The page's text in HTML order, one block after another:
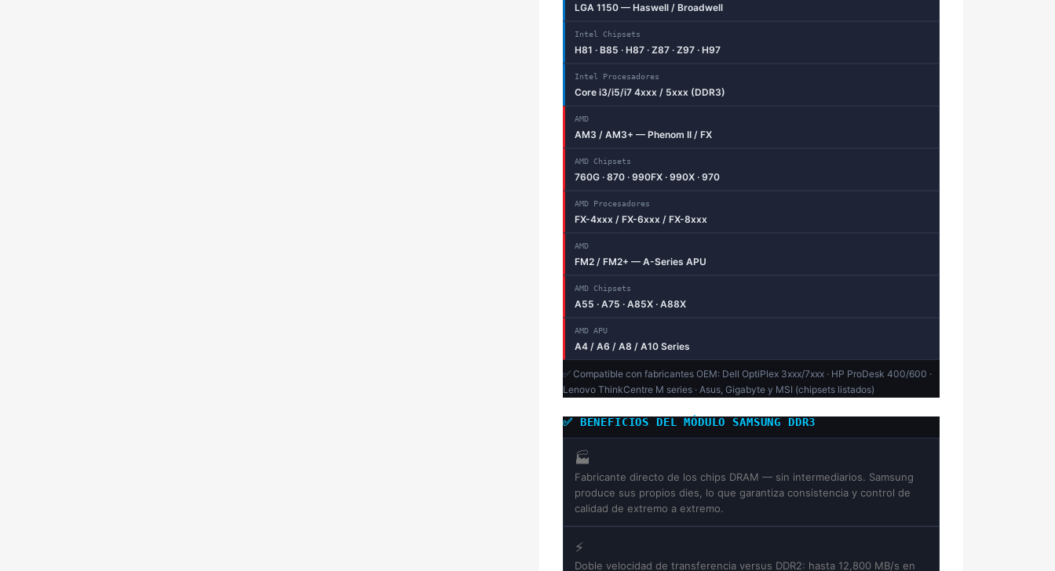
LGA 1150 — Haswell / Broadwell
Intel Chipsets
H81 · B85 · H87 · Z87 · Z97 · H97
Intel Procesadores
Core i3/i5/i7 4xxx / 5xxx (DDR3)
AMD
AM3 / AM3+ — Phenom II / FX
AMD Chipsets
760G · 870 · 990FX · 990X · 970
AMD Procesadores
FX-4xxx / FX-6xxx / FX-8xxx
AMD
FM2 / FM2+ — A-Series APU
AMD Chipsets
A55 · A75 · A85X · A88X
AMD APU
A4 / A6 / A8 / A10 Series
✅ Compatible con fabricantes OEM: Dell OptiPlex 3xxx/7xxx · HP ProDesk 400/600 ·
Lenovo ThinkCentre M series · Asus, Gigabyte y MSI (chipsets listados)
✅ BENEFICIOS DEL MÓDULO SAMSUNG DDR3
🏭
Fabricante directo de los chips DRAM — sin intermediarios. Samsung
produce sus propios dies, lo que garantiza consistencia y control de
calidad de extremo a extremo.
⚡
Doble velocidad de transferencia versus DDR2: hasta 12,800 MB/s en